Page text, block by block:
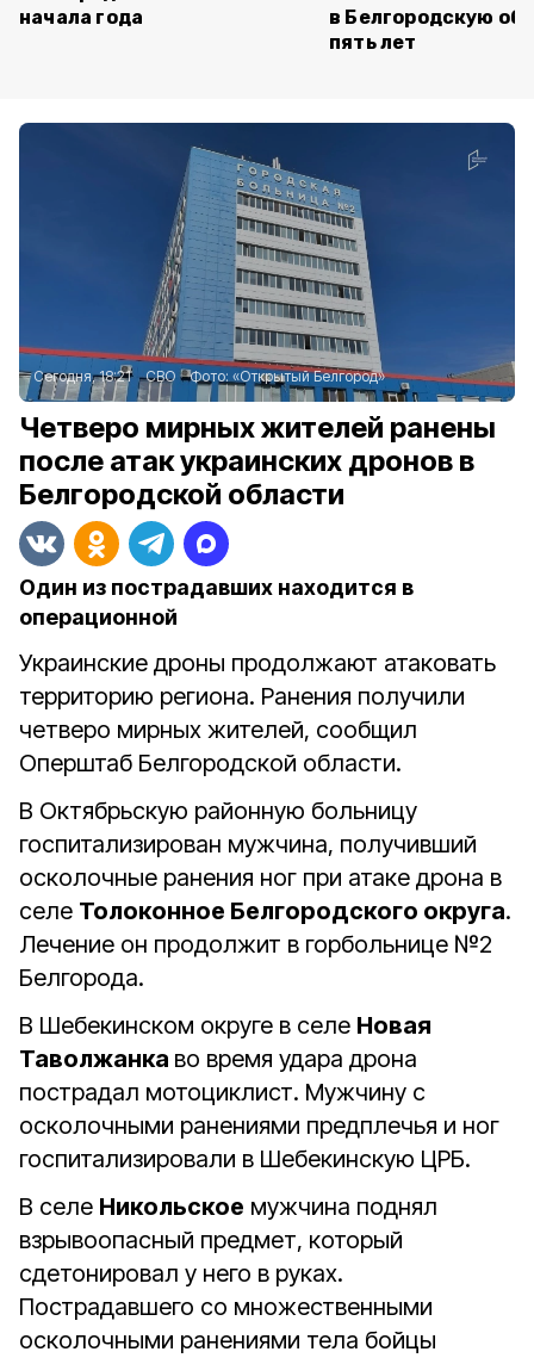
начала года
в Белгородскую
пять лет
Сегодня, 18:21 СВО Фото: «Открытый Белгород»
Четверо мирных жителей ранены
после атак украинских дронов в
Белгородской области
Один из пострадавших находится в
операционной
Украинские дроны продолжают атаковать
территорию региона. Ранения получили
четверо мирных жителей, сообщил
Оперштаб Белгородской области.
В Октябрьскую районную больницу
госпитализирован мужчина, получивший
осколочные ранения ног при атаке дрона в
селе Толоконное Белгородского округа.
Лечение он продолжит в горбольнице №2
Белгорода.
В Шебекинском округе в селе Новая
Таволжанка во время удара дрона
пострадал мотоциклист. Мужчину с
осколочными ранениями предплечья и ног
госпитализировали в Шебекинскую ЦРБ.
В селе Никольское мужчина поднял
взрывоопасный предмет, который
сдетонировал у него в руках.
Пострадавшего со множественными
осколочными ранениями тела бойцы